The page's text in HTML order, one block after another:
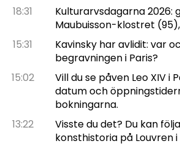
18:31
Kulturarvsdagarna 2026:
Maubuisson-klostret
15:31
Kavinsky har avlidit: var
begravningen i Paris?
15:02
Vill du se påven Leo XIV i
datum och
bokningarna.
13:22
Visste du det? Du kan
konsthistoria på Louvren i